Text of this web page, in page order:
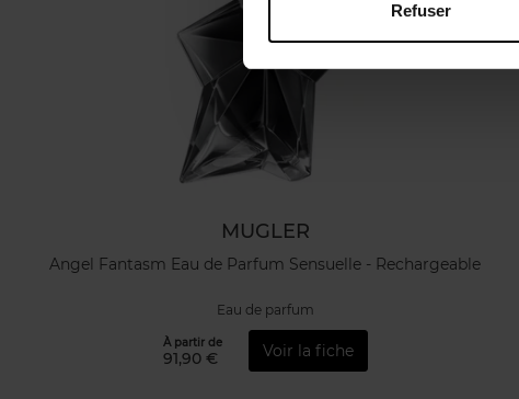
Refuser
MUGLER
Angel Fantasm Eau de Parfum Sensuelle - Rechargeable
Eau de parfum
À partir de
91,90 € Voir la fiche